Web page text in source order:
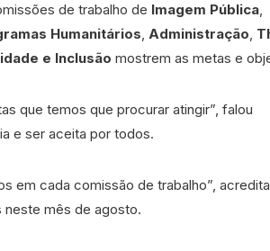
de trabalho de Imagem Pública,
Humanitários, Administração,
e Inclusão mostrem as metas e
que temos que procurar atingir”, falou
e ser aceita por todos.
em cada comissão de trabalho”,
neste mês de agosto.